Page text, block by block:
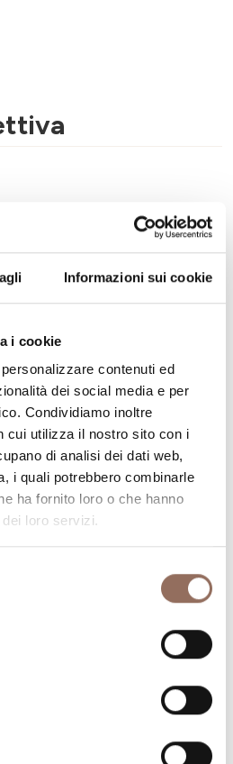
Informazioni sui cookie
i cookie
contenuti ed
dei social media e per
Condividiamo inoltre
cui utilizza il nostro sito con i
di analisi dei dati web,
i quali potrebbero combinarle
ha fornito loro o che hanno
loro servizi.
vacanza
dove mangiare, cosa fare e
Langhe Monferrato Roero, con
in tempo reale
Dove mangiare